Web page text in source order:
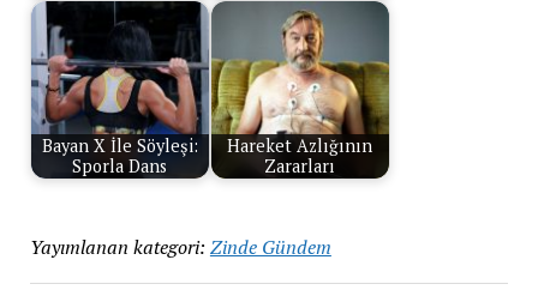
Bayan X İle Söyleşi:
Sporla Dans
Hareket Azlığının
Zararları
Yayımlanan kategori: Zinde Gündem